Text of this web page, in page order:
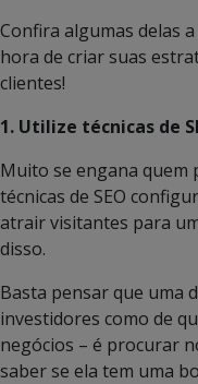
Confira algumas delas
hora de criar suas
clientes!
1. Utilize técnicas de
Muito se engana quem
técnicas de SEO
atrair visitantes para
disso.
Basta pensar que uma
investidores como de
negócios – é procurar
saber se ela tem uma